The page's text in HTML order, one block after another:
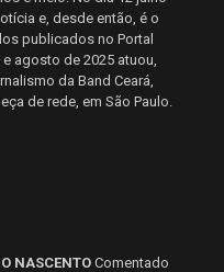
e, desde então, é o
publicados no Portal
agosto de 2025 atuou,
da Band Ceará,
de rede, em São Paulo.
NASCENTO Comentado